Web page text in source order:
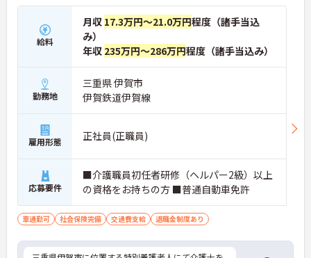
給料
月収 17.3万円～21.0万円程度（諸手当込
み）
年収 235万円～286万円程度（諸手当込み）
勤務地
三重県 伊賀市
伊賀鉄道伊賀線
雇用形態 正社員(正職員)
応募要件
■介護職員初任者研修（ヘルパー2級）以上
の資格をお持ちの方 ■普通自動車免許
車通勤可 社会保険完備 交通費支給 退職金制度あり